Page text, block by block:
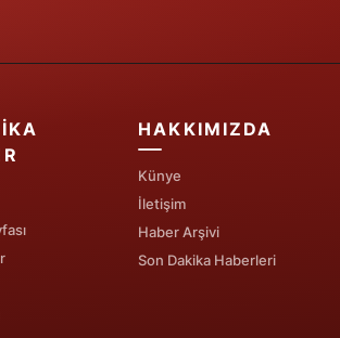
HAKKIMIZDA
Künye
İletişim
Haber Arşivi
Son Dakika Haberleri